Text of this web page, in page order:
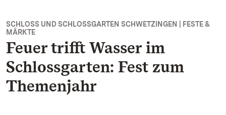
SCHLOSS UND SCHLOSSGARTEN SCHWETZINGEN | FESTE &
MÄRKTE
Feuer trifft Wasser im
Schlossgarten: Fest zum
Themenjahr